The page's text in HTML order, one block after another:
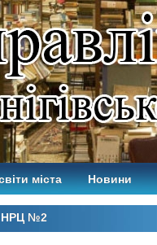
міста Новини
НРЦ №2